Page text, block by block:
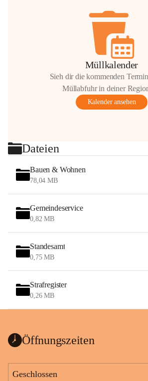
Müllkalender
Sieh dir die kommenden
Müllabfuhr in deiner
Kalender ansehen
Dateien
Bauen & Wohnen
78,04 MB
Gemeindeservice
0,82 MB
Standesamt
0,75 MB
Strafregister
0,26 MB
Öffnungszeiten
Geschlossen